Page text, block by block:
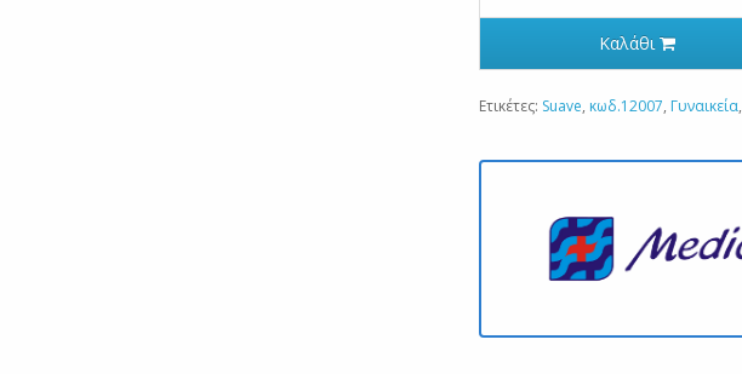
Καλάθι
Ετικέτες: Suave, κωδ.12007, Γυναικεία,